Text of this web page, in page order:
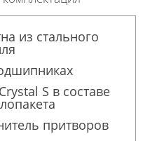
из стального
S в составе
притворов